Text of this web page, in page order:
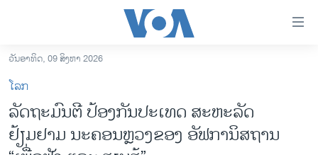
ເຂົ້າ
ຫາ
ຂ້າມ
ຂ້າມ
ຂ້າມ
ໄປ
ລາວ
ອາເມຣິກາ
ການເລືອກຕັ້ງ ປະທານາທີບໍດີ ສະຫະລັດ 2024
ວັນອາທິດ, 09 ສິງຫາ 2026
ໂລກ
ລັດຖະມົນຕີ ປ້ອງກັນປະເທດ ສະຫະລັດ
ຢ້ຽມຢາມ ນະຄອນຫຼວງຂອງ ອັຟການິສຖານ